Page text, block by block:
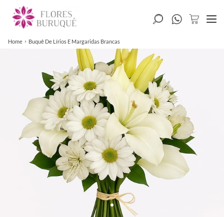
Home Buquê De Lírios E Margaridas Brancas